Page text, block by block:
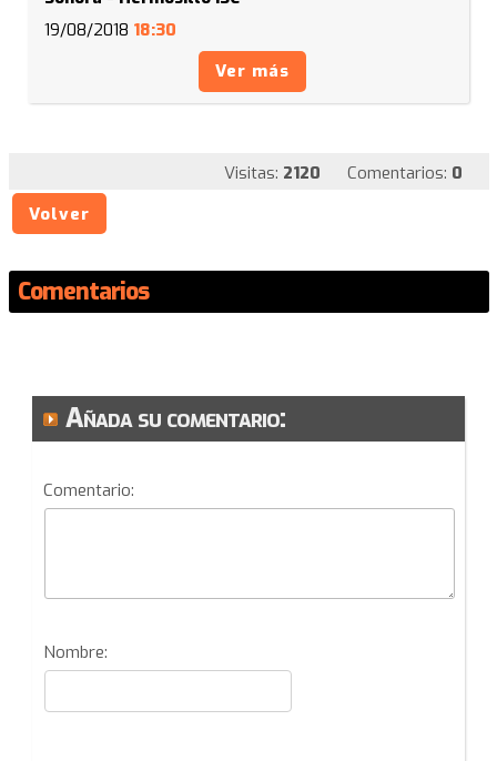
19/08/2018 18:30
Ver más
Visitas: 2120 Comentarios: 0
Volver
Comentarios
Añada su comentario:
Comentario:
Nombre: